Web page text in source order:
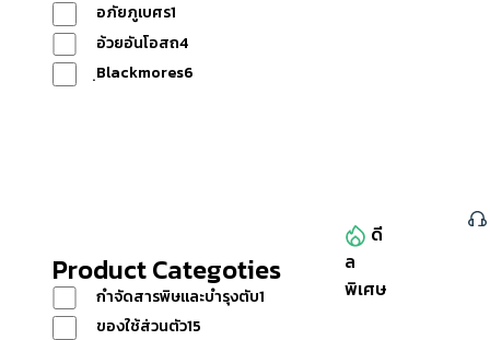
หมวดหมู่สินค้าทั้งหมด
ดี
ล
พิเศษ
อภัยภูเบศร1
อ้วยอันโอสถ4
ฺBlackmores6
Product Categoties
กำจัดสารพิษและบำรุงตับ1
ของใช้ส่วนตัว15